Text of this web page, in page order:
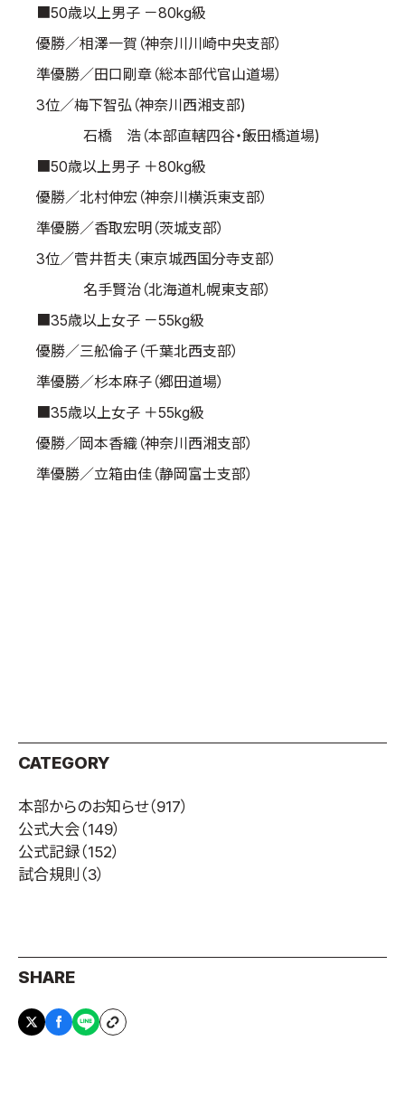
■50歳以上男子 －80kg級
優勝／相澤一賀（神奈川川崎中央支部）
準優勝／田口剛章（総本部代官山道場）
3位／梅下智弘（神奈川西湘支部)
石橋 浩（本部直轄四谷・飯田橋道場)
■50歳以上男子 ＋80kg級
優勝／北村伸宏（神奈川横浜東支部）
準優勝／香取宏明（茨城支部）
3位／菅井哲夫（東京城西国分寺支部）
名手賢治（北海道札幌東支部）
■35歳以上女子 －55kg級
優勝／三舩倫子（千葉北西支部）
準優勝／杉本麻子（郷田道場）
■35歳以上女子 ＋55kg級
優勝／岡本香織（神奈川西湘支部）
準優勝／立箱由佳（静岡富士支部）
CATEGORY
本部からのお知らせ（917）
公式大会（149）
公式記録（152）
試合規則 （3）
SHARE